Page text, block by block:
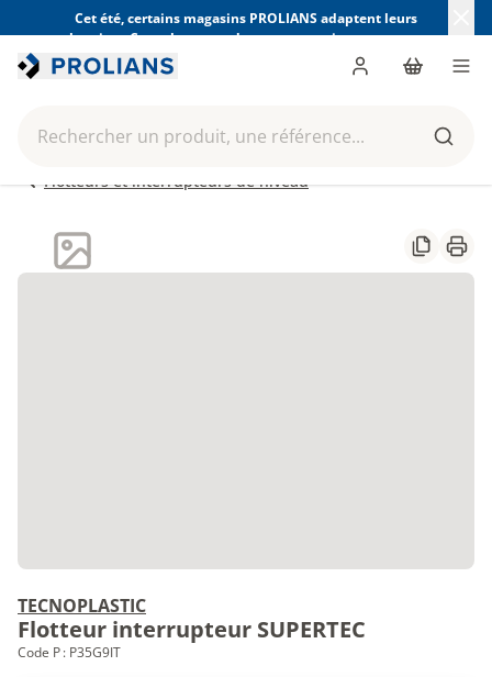
Cet été, certains magasins PROLIANS adaptent leurs
horaires. Consultez ceux de votre magasin avant votre
visite.
Rechercher un produit, une référence...
Panier
Flotteurs et interrupteurs de niveau
Partager
TECNOPLASTIC
Flotteur interrupteur SUPERTEC
Code P : P35G9IT